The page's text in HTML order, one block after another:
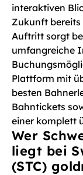
interaktiven
Zukunft bereits
Auftritt sorgt
umfangreiche
Plattform mit
besten
Bahntickets
einer komplett
Wer
liegt bei
(STC)